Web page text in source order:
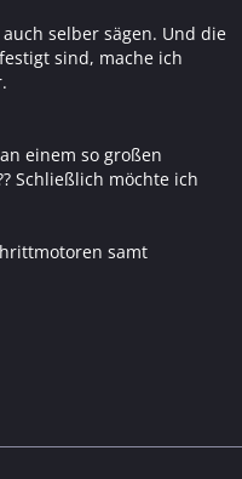
selber sägen. Und die
sind, mache ich
einem so großen
Schließlich möchte ich
samt